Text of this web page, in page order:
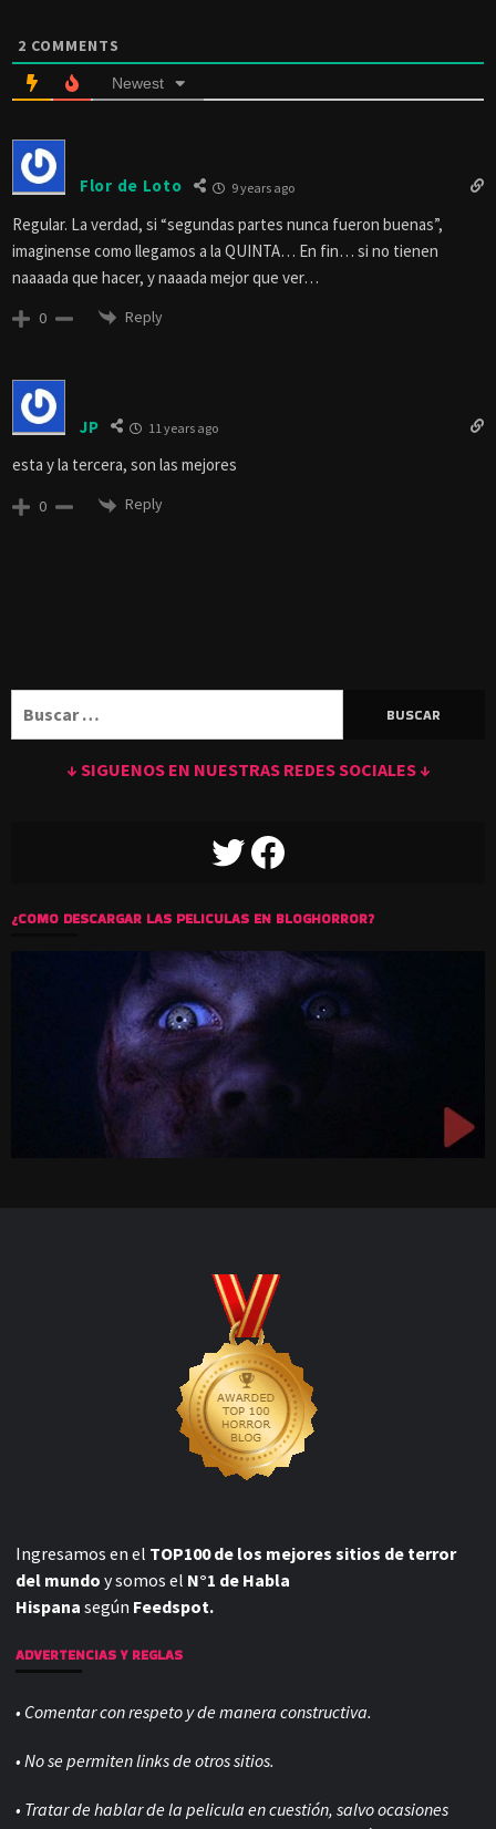
2 COMMENTS
Newest
Flor de Loto 9 years ago
Regular. La verdad, si “segundas partes nunca fueron buenas”,
imaginense como llegamos a la QUINTA… En fin… si no tienen
naaaada que hacer, y naaada mejor que ver…
0 Reply
JP 11 years ago
esta y la tercera, son las mejores
0 Reply
↓ SIGUENOS EN NUESTRAS REDES SOCIALES ↓
TWITTERFACEBOOK
¿COMO DESCARGAR LAS PELICULAS EN BLOGHORROR?
Ingresamos en el TOP100 de los mejores sitios de terror
del mundo y somos el N°1 de Habla
Hispana según Feedspot.
ADVERTENCIAS Y REGLAS
• Comentar con respeto y de manera constructiva.
• No se permiten links de otros sitios.
• Tratar de hablar de la pelicula en cuestión, salvo ocasiones